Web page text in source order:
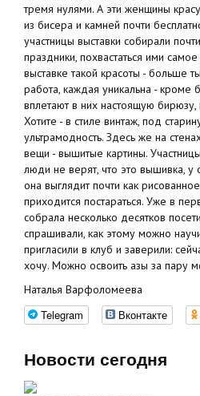
тремя нулями. А эти женщины
из бисера и камней почти
участницы выставки собирали
праздники, похвастаться ими
выставке такой красоты - больше
работа, каждая уникальна - кроме
вплетают в них настоящую
Хотите - в стиле винтаж, под
ультрамодность. Здесь же на
вещи - вышитые картины.
люди не верят, что это вышивка,
она выглядит почти как
приходится постараться. Уже в
собрала несколько десятков
спрашивали, как этому можно
пригласили в клуб и заверили:
хочу. Можно освоить азы за пару
Наталья Варфоломеева
Telegram Вконтакте
Новости сегодня